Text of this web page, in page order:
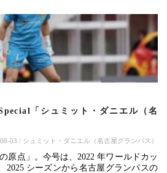
「シュミット・ダニエル（名
03 / シュミット・ダニエル（名古屋グランパス）
原点」。今号は、2022 年ワールドカッ
2025 シーズンから名古屋グランパスの